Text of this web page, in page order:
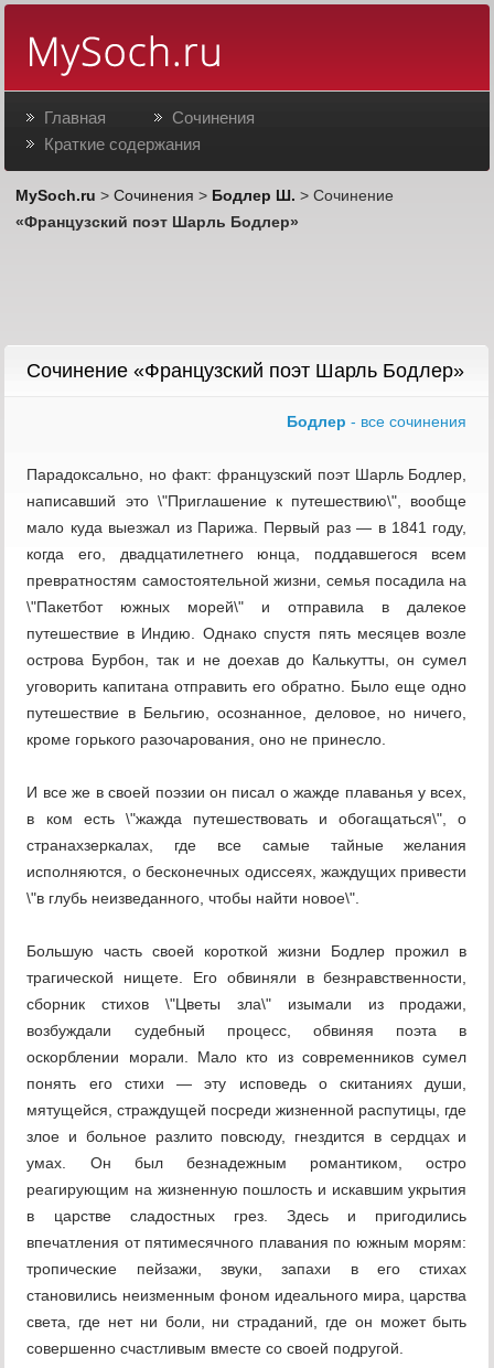
Главная
Сочинения
Краткие содержания
MySoch.ru >Сочинения > Бодлер Ш. > Сочинение
«Французский поэт Шарль Бодлер»
Сочинение «Французский поэт Шарль Бодлер»
Бодлер - все сочинения
Парадоксально, но факт: французский поэт Шарль Бодлер,
написавший это \"Приглашение к путешествию\", вообще
мало куда выезжал из Парижа. Первый раз — в 1841 году,
когда его, двадцатилетнего юнца, поддавшегося всем
превратностям самостоятельной жизни, семья посадила на
\"Пакетбот южных морей\" и отправила в далекое
путешествие в Индию. Однако спустя пять месяцев возле
острова Бурбон, так и не доехав до Калькутты, он сумел
уговорить капитана отправить его обратно. Было еще одно
путешествие в Бельгию, осознанное, деловое, но ничего,
кроме горького разочарования, оно не принесло.
И все же в своей поэзии он писал о жажде плаванья у всех,
в ком есть \"жажда путешествовать и обогащаться\", о
странахзеркалах, где все самые тайные желания
исполняются, о бесконечных одиссеях, жаждущих привести
\"в глубь неизведанного, чтобы найти новое\".
Большую часть своей короткой жизни Бодлер прожил в
трагической нищете. Его обвиняли в безнравственности,
сборник стихов \"Цветы зла\" изымали из продажи,
возбуждали судебный процесс, обвиняя поэта в
оскорблении морали. Мало кто из современников сумел
понять его стихи — эту исповедь о скитаниях души,
мятущейся, страждущей посреди жизненной распутицы, где
злое и больное разлито повсюду, гнездится в сердцах и
умах. Он был безнадежным романтиком, остро
реагирующим на жизненную пошлость и искавшим укрытия
в царстве сладостных грез. Здесь и пригодились
впечатления от пятимесячного плавания по южным морям:
тропические пейзажи, звуки, запахи в его стихах
становились неизменным фоном идеального мира, царства
света, где нет ни боли, ни страданий, где он может быть
совершенно счастливым вместе со своей подругой.